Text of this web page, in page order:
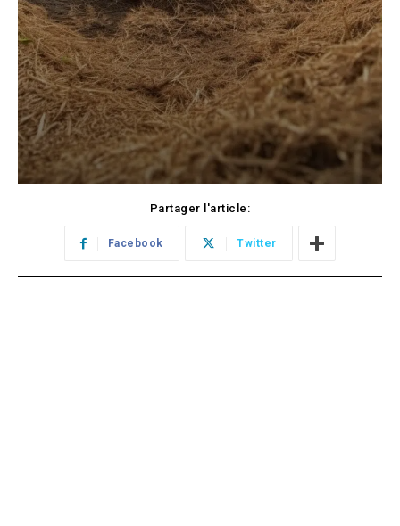
Partager l'article:
Facebook Twitter